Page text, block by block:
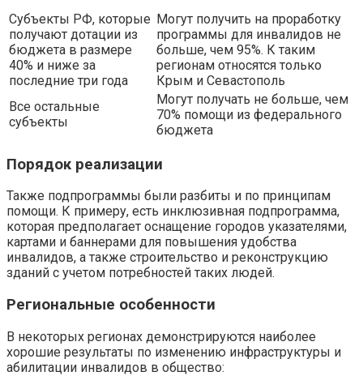
Субъекты РФ, которые
получают дотации из
бюджета в размере
40% и ниже за
последние три года
Могут получить на проработку
программы для инвалидов не
больше, чем 95%. К таким
регионам относятся только
Крым и Севастополь
Все остальные
субъекты
Могут получать не больше, чем
70% помощи из федерального
бюджета
Порядок реализации
Также подпрограммы были разбиты и по принципам
помощи. К примеру, есть инклюзивная подпрограмма,
которая предполагает оснащение городов указателями,
картами и баннерами для повышения удобства
инвалидов, а также строительство и реконструкцию
зданий с учетом потребностей таких людей.
Региональные особенности
В некоторых регионах демонстрируются наиболее
хорошие результаты по изменению инфраструктуры и
абилитации инвалидов в общество: